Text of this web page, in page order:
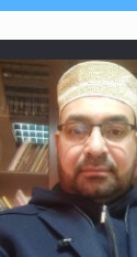
في الجماعة